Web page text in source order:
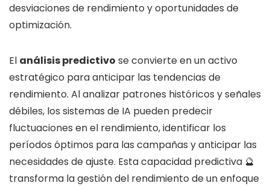
desviaciones de rendimiento y oportunidades de
optimización.
El análisis predictivo se convierte en un activo
estratégico para anticipar las tendencias de
rendimiento. Al analizar patrones históricos y señales
débiles, los sistemas de IA pueden predecir
fluctuaciones en el rendimiento, identificar los
períodos óptimos para las campañas y anticipar las
necesidades de ajuste. Esta capacidad predictiva 🔮
transforma la gestión del rendimiento de un enfoque